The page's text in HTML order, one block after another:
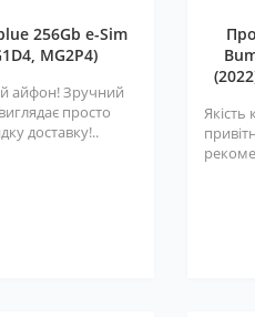
256Gb e-Sim
MG2P4)
айфон! Зручний
просто
доставку!..
Якість